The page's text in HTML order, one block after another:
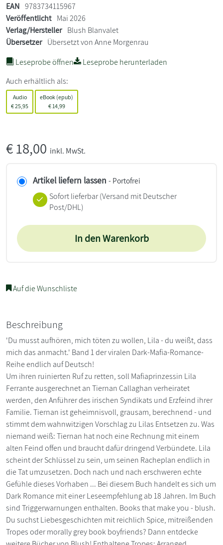
EAN 9783734115967
Veröffentlicht Mai 2026
Verlag/Hersteller Blush Blanvalet
Übersetzer Übersetzt von Anne Morgenrau
Leseprobe öffnen
Leseprobe herunterladen
Auch erhältlich als:
Audio
€25,95
eBook (epub)
€14,99
€18,00 inkl. MwSt.
Artikel liefern lassen - Portofrei
Sofort lieferbar(Versand mit Deutscher
Post/DHL)
In den Warenkorb
Auf die Wunschliste
Beschreibung
'Du musst aufhören, mich töten zu wollen, Lila - du weißt, dass
mich das anmacht.' Band 1 der viralen Dark-Mafia-Romance-
Reihe endlich auf Deutsch!
Um ihren ruinierten Ruf zu retten, soll Mafiaprinzessin Lila
Ferrante ausgerechnet an Tiernan Callaghan verheiratet
werden, den Anführer des irischen Syndikats und Erzfeind ihrer
Familie. Tiernan ist geheimnisvoll, grausam, berechnend - und
stimmt dem wahnwitzigen Vorschlag zu Lilas Entsetzen zu. Was
niemand weiß: Tiernan hat noch eine Rechnung mit einem
alten Feind offen und braucht dafür dringend Verbündete. Lila
scheint der Schlüssel zu sein, um seinen Racheplan endlich in
die Tat umzusetzen. Doch nach und nach erschweren echte
Gefühle dieses Vorhaben ... Bei diesem Buch handelt es sich um
Dark Romance mit einer Leseempfehlung ab 18 Jahren. Im Buch
sind Triggerwarnungen enthalten. Books that make you - blush.
Du suchst Liebesgeschichten mit reichlich Spice, mitreißenden
Tropes oder morally grey book boyfriends? Dann entdecke